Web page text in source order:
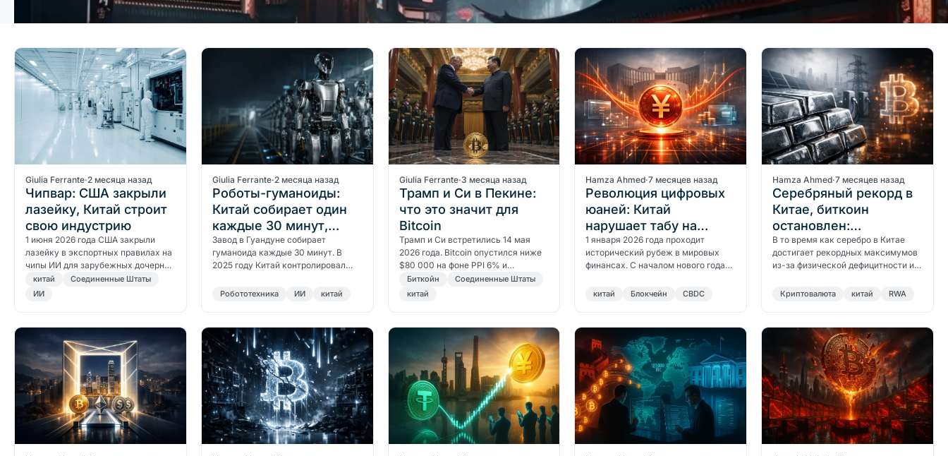
Giulia Ferrante·2 месяца назад
Чипвар: США закрыли
лазейку, Китай строит
свою индустрию
1 июня 2026 года США закрыли
лазейку в экспортных правилах на
чипы ИИ для зарубежных дочерних
структур китайских компаний.
Доля Nvidia в Китае упала до нуля,
китай
Соединенные Штаты
ИИ
Giulia Ferrante·2 месяца назад
Роботы-гуманоиды:
Китай собирает один
каждые 30 минут,
Запад платит втрое
больше
Завод в Гуандуне собирает
гуманоида каждые 30 минут. В
2025 году Китай контролировал
платит втрое больше, чтобы не
Робототехника ИИ китай
Giulia Ferrante·3 месяца назад
Трамп и Си в Пекине:
что это значит для
Bitcoin
Трамп и Си встретились 14 мая
2026 года. Bitcoin опустился ниже
$80 000 на фоне PPI 6% и
утверждения Уорша главой ФРС.
Биткойн
Соединенные Штаты
китай
Hamza Ahmed·7 месяцев назад
Революция цифровых
юаней: Китай
нарушает табу на
процентные ставки в
CBDC
1 января 2026 года проходит
исторический рубеж в мировых
финансах. С началом нового года
юаней (e-CNY) в Китае начали
востребования.
китай Блокчейн CBDC
Hamza Ahmed·7 месяцев назад
Серебряный рекорд в
Китае, биткоин
остановлен:
макроповорот
В то время как серебро в Китае
достигает рекордных максимумов
из-за физической дефицитности и
остается в боковом тренде. Это
парадигмы между реальной
дефицитностью и цифровой
дефицитностью.
Криптовалюта китай RWA